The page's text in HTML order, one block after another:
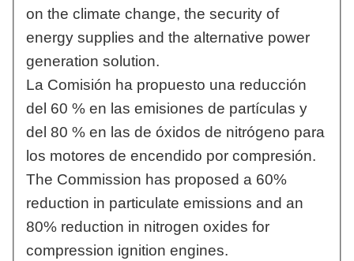
on the climate change, the security of
energy supplies and the alternative power
generation solution.
La Comisión ha propuesto una reducción
del 60 % en las emisiones de partículas y
del 80 % en las de óxidos de nitrógeno para
los motores de encendido por compresión.
The Commission has proposed a 60%
reduction in particulate emissions and an
80% reduction in nitrogen oxides for
compression ignition engines.